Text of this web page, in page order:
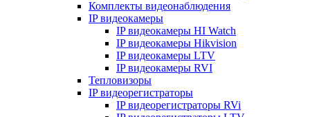
Комплекты видеонаблюдения
IP видеокамеры
IP видеокамеры HI Watch
IP видеокамеры Hikvision
IP видеокамеры LTV
IP видеокамеры RVI
Тепловизоры
IP видеорегистраторы
IP видеорегистраторы RVi